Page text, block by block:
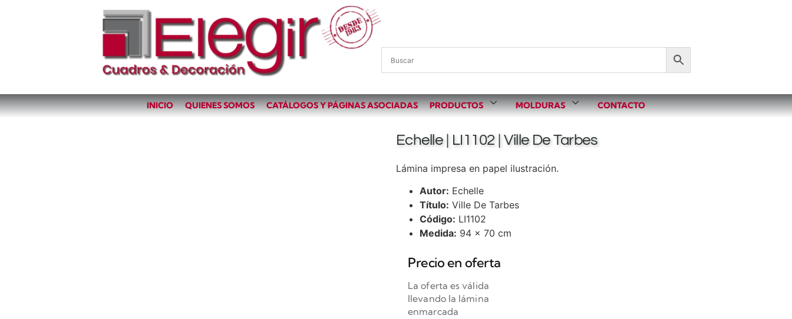
INICIO QUIENES SOMOS CATÁLOGOS Y PÁGINAS ASOCIADAS PRODUCTOS MOLDURAS CONTACTO
Echelle | LI1102 | Ville De Tarbes
Lámina impresa en papel ilustración.
Autor: Echelle
Título: Ville De Tarbes
Código: LI1102
Medida: 94 x 70 cm
Precio en oferta
La oferta es válida
llevando la lámina
enmarcada